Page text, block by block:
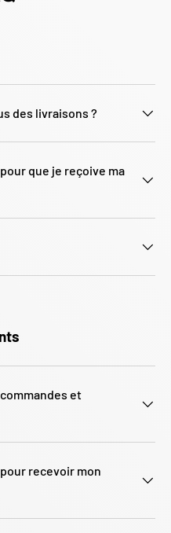
des livraisons ?
que je reçoive ma
et
recevoir mon